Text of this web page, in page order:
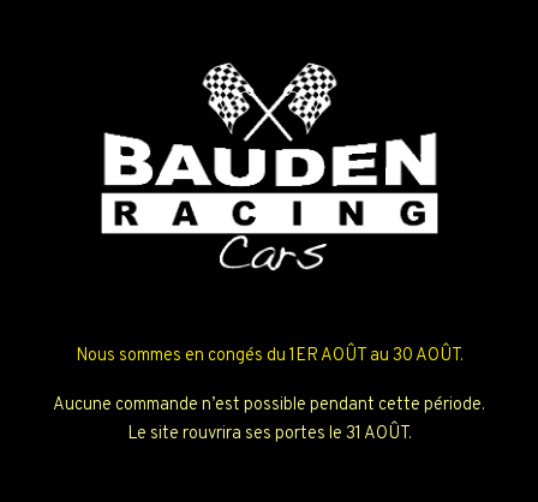
Nous sommes en congés du 1ER AOÛT au 30 AOÛT.
Aucune commande n’est possible pendant cette période.
Le site rouvrira ses portes le 31 AOÛT.